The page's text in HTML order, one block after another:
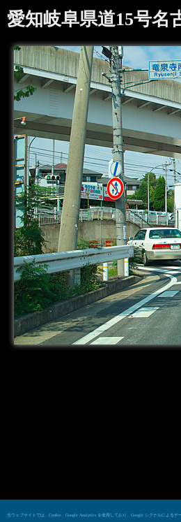
愛知岐阜県道15号名
当ウェブサイトでは、Cookie、Google Analytics を使用しており、Google シグナルによる